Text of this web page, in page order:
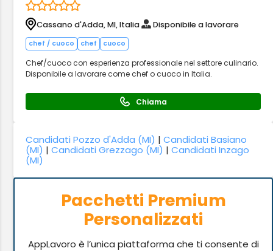
Cassano d'Adda, MI, Italia Disponibile a lavorare
chef / cuoco chef cuoco
Chef/cuoco con esperienza professionale nel settore culinario.
Disponibile a lavorare come chef o cuoco in Italia.
Chiama
Candidati Pozzo d'Adda (MI) |Candidati Basiano
(MI) |Candidati Grezzago (MI) |Candidati Inzago
(MI)
Pacchetti Premium
Personalizzati
AppLavoro è l’unica piattaforma che ti consente di